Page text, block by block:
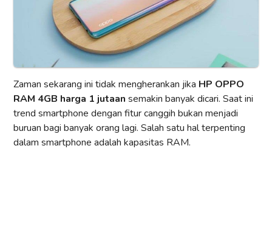
Zaman sekarang ini tidak mengherankan jika HP OPPO
RAM 4GB harga 1 jutaan semakin banyak dicari. Saat ini
trend smartphone dengan fitur canggih bukan menjadi
buruan bagi banyak orang lagi. Salah satu hal terpenting
dalam smartphone adalah kapasitas RAM.